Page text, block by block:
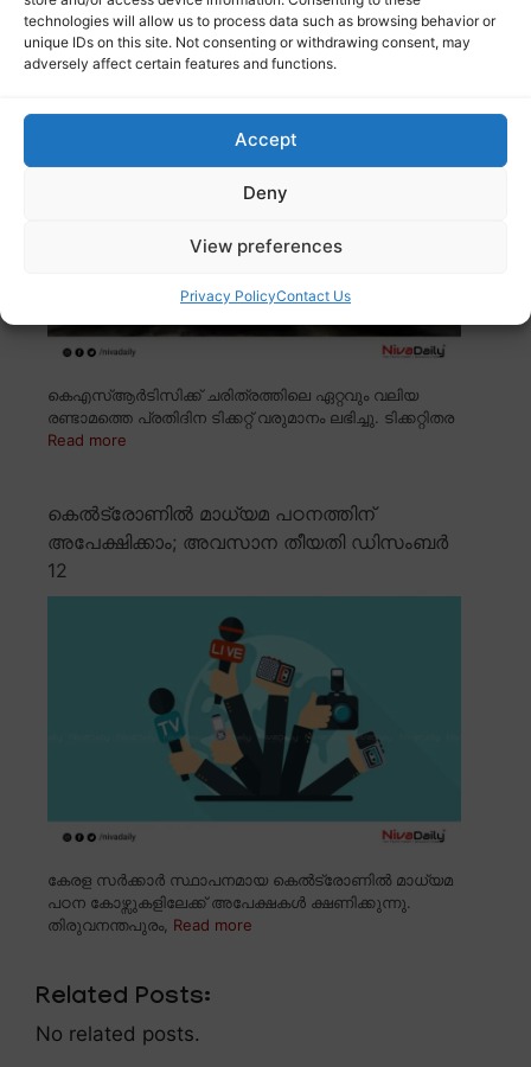
technologies will allow us to process data such as browsing behavior or
unique IDs on this site. Not consenting or withdrawing consent, may
adversely affect certain features and functions.
Accept
Deny
View preferences
Privacy PolicyContact Us
കെഎസ്ആർടിസിക്ക് ചരിത്രത്തിലെ
കെഎസ്ആർടിസിക്ക് ചരിത്രത്തിലെ ഏറ്റവും വലിയ
രണ്ടാമത്തെ പ്രതിദിന ടിക്കറ്റ് വരുമാനം ലഭിച്ചു. ടിക്കറ്റിതര
Read more
കെൽട്രോണിൽ മാധ്യമ പഠനത്തിന്
അപേക്ഷിക്കാം; അവസാന തീയതി ഡിസംബർ
12
കേരള സർക്കാർ സ്ഥാപനമായ കെൽട്രോണിൽ മാധ്യമ
പഠന കോഴ്സുകളിലേക്ക് അപേക്ഷകൾ ക്ഷണിക്കുന്നു.
തിരുവനന്തപുരം, Read more
Related Posts:
No related posts.